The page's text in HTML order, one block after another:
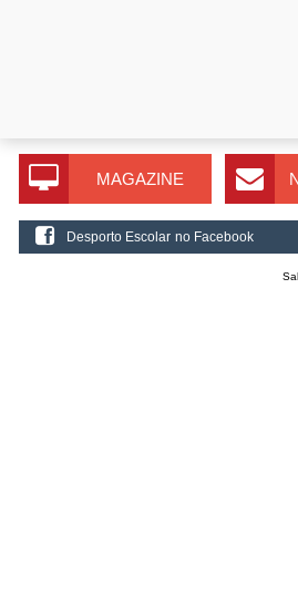
MAGAZINE
Desporto Escolar no Facebook